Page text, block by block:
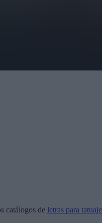
catálogos de letras para